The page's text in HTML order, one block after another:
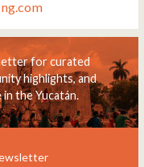
for curated
highlights, and
the Yucatán.